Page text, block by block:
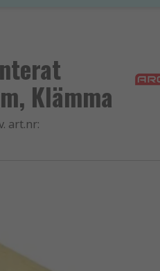
Klämma
art.nr: